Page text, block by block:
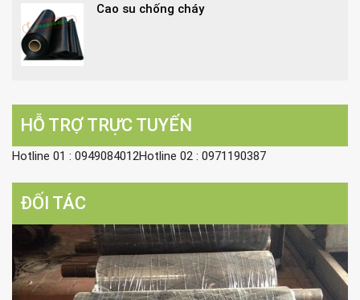
Cao su chống cháy
HỖ TRỢ TRỰC TUYẾN
Hotline 01 : 0949084012Hotline 02 : 0971190387
ĐỐI TÁC